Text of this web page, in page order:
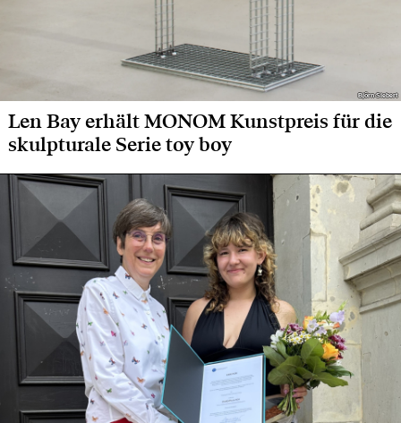
Björn Siebert
Björn Siebert
Len Bay erhält MONOM Kunstpreis für die
skulpturale Serie toy boy